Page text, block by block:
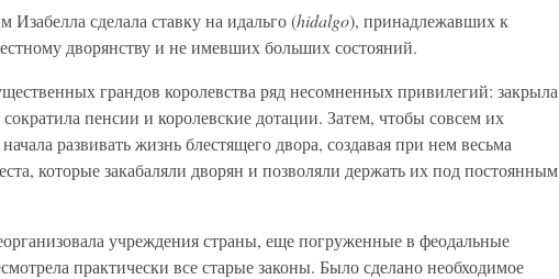
Изабелла сделала ставку на идальго (hidalgo), принадлежавших к
дворянству и не имевших больших состояний.
грандов королевства ряд несомненных привилегий: закрыла
пенсии и королевские дотации. Затем, чтобы совсем их
развивать жизнь блестящего двора, создавая при нем весьма
которые закабаляли дворян и позволяли держать их под постоянным
учреждения страны, еще погруженные в феодальные
практически все старые законы. Было сделано необходимое